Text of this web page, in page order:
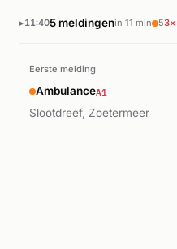
11:405 meldingenin 11 min 5
Eerste melding
AmbulanceA1
Slootdreef, Zoetermeer